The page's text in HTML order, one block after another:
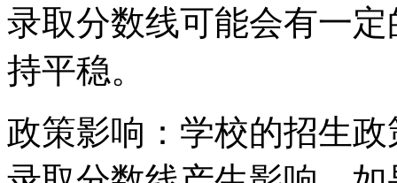
录取分数线可能会有一
持平稳。
政策影响：学校的招生